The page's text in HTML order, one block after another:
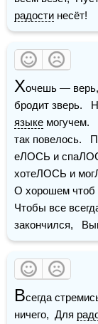
радости несёт!
Хочешь —
бродит зверь.
языке могучем.
так повелось.
еЛОСЬ и
хотеЛОСЬ и
О хорошем
Чтобы все
закончился,
Всегда
ничего,  Для